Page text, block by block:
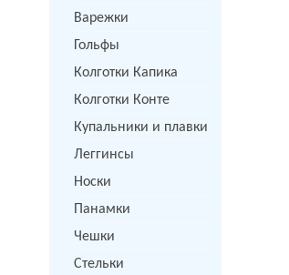
Варежки
Гольфы
Колготки Капика
Колготки Конте
Купальники и плавки
Леггинсы
Носки
Панамки
Чешки
Стельки